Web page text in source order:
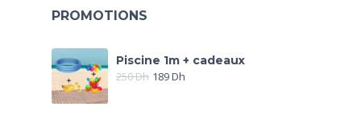
PROMOTIONS
Piscine 1m + cadeaux
250Dh 189Dh